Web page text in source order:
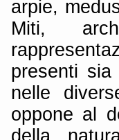
arpie,
Miti,
presenti
nelle
oppone al
della